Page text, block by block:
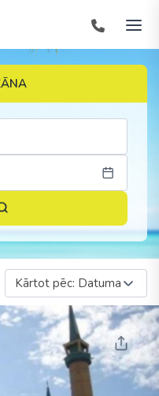
Kārtot pēc: Datuma